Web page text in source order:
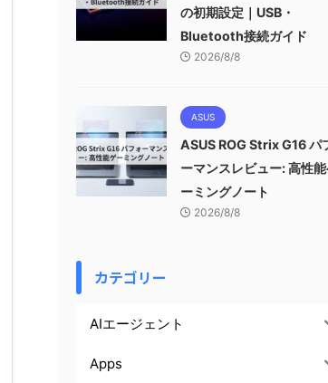
の初期設定｜USB・
Bluetooth接続ガイド
2026/8/8
ASUS
ASUS ROG Strix G16 パ
ーマンスレビュー: 高性
ーミングノート
2026/8/8
カテゴリー
AIエージェント
Apps